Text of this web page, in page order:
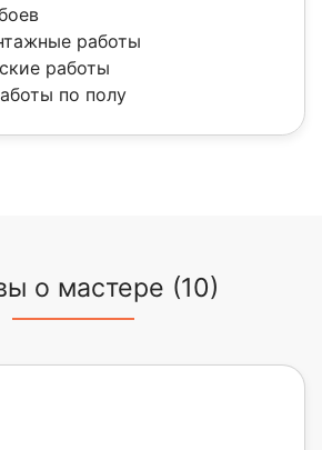
работы
работы
по полу
о мастере (10)